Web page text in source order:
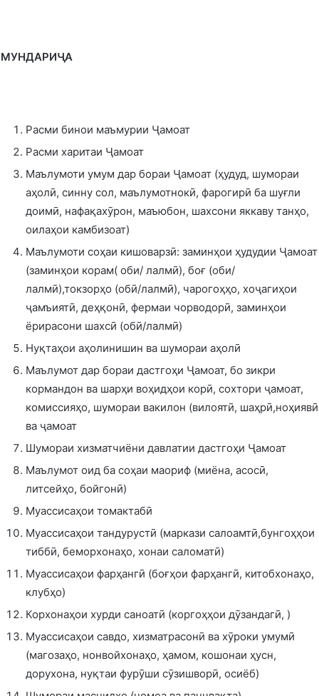
МУНДАРИҶА
Расми бинои маъмурии Ҷамоат
Расми харитаи Ҷамоат
Маълумоти умум дар бораи Ҷамоат (ҳудуд, шумораи
аҳолӣ, синну сол, маълумотнокӣ, фарогирӣ ба шуғли
доимӣ, нафақахӯрон, маъюбон, шахсони яккаву танҳо,
оилаҳои камбизоат)
Маълумоти соҳаи кишоварзӣ: заминҳои ҳудудии Ҷамоат
(заминҳои корам( оби/ лалмӣ), боғ (оби/
лалмӣ),токзорҳо (обӣ/лалмӣ), чарогоҳҳо, хоҷагиҳои
ҷамъиятӣ, деҳқонӣ, фермаи чорводорӣ, заминҳои
ёрирасони шахсӣ (обӣ/лалмӣ)
Нуқтаҳои аҳолинишин ва шумораи аҳолӣ
Маълумот дар бораи дастгоҳи Ҷамоат, бо зикри
кормандон ва шарҳи воҳидҳои корӣ, сохтори ҷамоат,
комиссияҳо, шумораи вакилон (вилоятӣ, шаҳрӣ,ноҳиявӣ
ва ҷамоат
Шумораи хизматчиёни давлатии дастгоҳи Ҷамоат
Маълумот оид ба соҳаи маориф (миёна, асосӣ,
литсейҳо, бойгонӣ)
Муассисаҳои томактабӣ
Муассисаҳои тандурустӣ (маркази салоамтӣ,бунгоҳҳои
тиббӣ, беморхонаҳо, хонаи саломатӣ)
Муассисаҳои фарҳангӣ (боғҳои фарҳангӣ, китобхонаҳо,
клубҳо)
Корхонаҳои хурди саноатӣ (коргоҳҳои дӯзандагӣ, )
Муассисаҳои савдо, хизматрасонӣ ва хӯроки умумӣ
(магозаҳо, нонвойхонаҳо, ҳамом, кошонаи ҳусн,
дорухона, нуқтаи фурӯши сӯзишворӣ, осиёб)